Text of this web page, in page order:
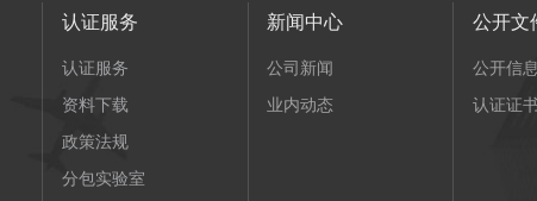
认证服务
认证服务
资料下载
政策法规
分包实验室
新闻中心
公司新闻
业内动态
公开文
公开信息
认证证